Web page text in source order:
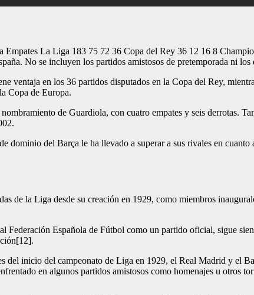
La Liga 183 75 72 36 Copa del Rey 36 12 16 8
No se incluyen los partidos amistosos de pretemporada ni
ventaja en los 36 partidos disputados en la Copa del Rey,
Copa de Europa.
de Guardiola, con cuatro empates y seis derrotas.
del Barça le ha llevado a superar a sus rivales en
de la Liga desde su creación en 1929, como miembros
Federación Española de Fútbol como un partido oficial, sigue
del inicio del campeonato de Liga en 1929, el Real Madrid y el
en algunos partidos amistosos como homenajes u otros